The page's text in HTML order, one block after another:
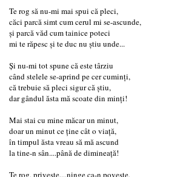
Te rog să nu-mi mai spui că pleci,
căci parcă simt cum cerul mi se-ascunde,
și parcă văd cum tainice poteci
mi te răpesc și te duc nu știu unde...
Și nu-mi tot spune că este târziu
când stelele se-aprind pe cer cuminți,
că trebuie să pleci sigur că știu,
dar gândul ăsta mă scoate din minți!
Mai stai cu mine măcar un minut,
doar un minut ce ține cât o viață,
în timpul ăsta vreau să mă ascund
la tine-n sân....până de dimineață!
Te rog, privește....ninge ca-n poveste,